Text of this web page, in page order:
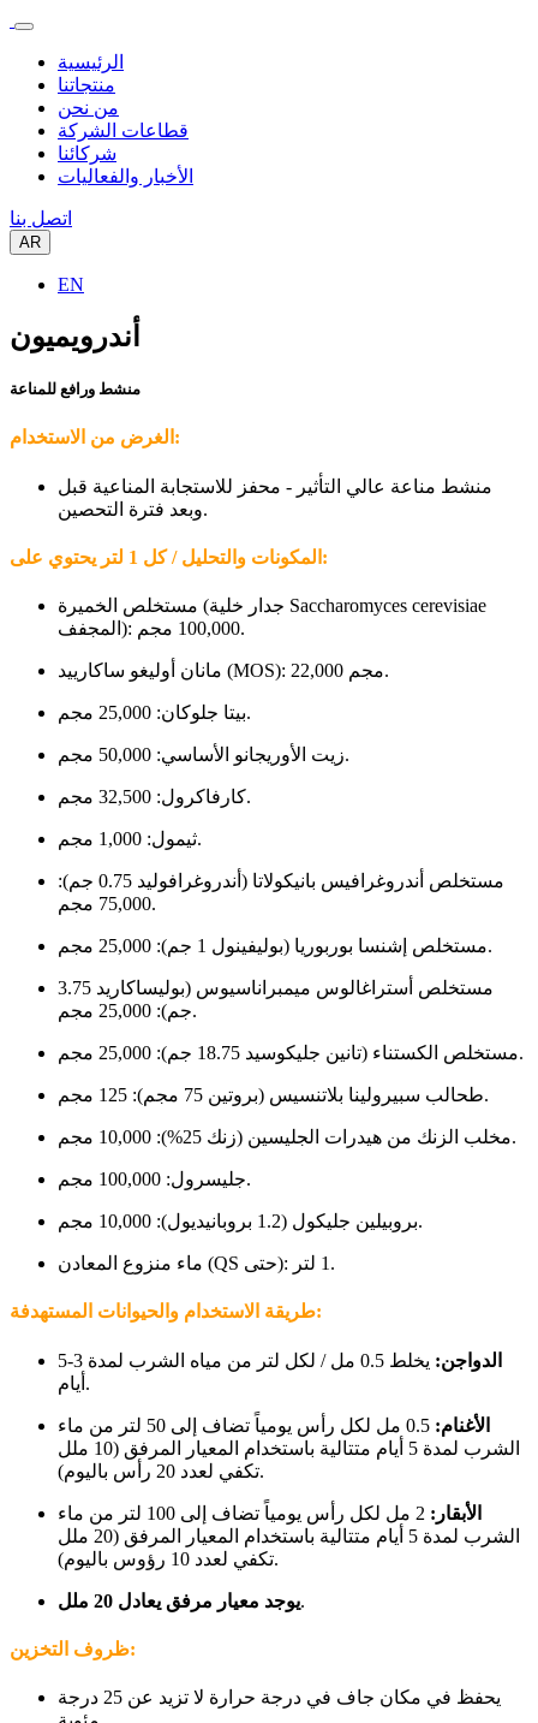
الرئيسية
منتجاتنا
من نحن
قطاعات الشركة
شركائنا
الأخبار والفعاليات
اتصل بنا
AR
EN
أندرويميون
منشط ورافع للمناعة
الغرض من الاستخدام:
منشط مناعة عالي التأثير - محفز للاستجابة المناعية قبل
وبعد فترة التحصين.
المكونات والتحليل / كل 1 لتر يحتوي على:
مستخلص الخميرة (جدار خلية Saccharomyces cerevisiae
المجفف): 100,000 مجم.
مانان أوليغو ساكارييد (MOS): 22,000 مجم.
بيتا جلوكان: 25,000 مجم.
زيت الأوريجانو الأساسي: 50,000 مجم.
كارفاكرول: 32,500 مجم.
ثيمول: 1,000 مجم.
مستخلص أندروغرافيس بانيكولاتا (أندروغرافوليد 0.75 جم):
75,000 مجم.
مستخلص إشنسا بوربوريا (بوليفينول 1 جم): 25,000 مجم.
مستخلص أستراغالوس ميمبراناسيوس (بوليساكاريد 3.75
جم): 25,000 مجم.
مستخلص الكستناء (تانين جليكوسيد 18.75 جم): 25,000 مجم.
طحالب سبيرولينا بلاتنسيس (بروتين 75 مجم): 125 مجم.
مخلب الزنك من هيدرات الجليسين (زنك 25%): 10,000 مجم.
جليسرول: 100,000 مجم.
بروبيلين جليكول (1.2 بروبانيديول): 10,000 مجم.
ماء منزوع المعادن (QS حتى): 1 لتر.
طريقة الاستخدام والحيوانات المستهدفة:
الدواجن:
يخلط 0.5 مل / لكل لتر من مياه الشرب لمدة 3-5
أيام.
الأغنام:
0.5 مل لكل رأس يومياً تضاف إلى 50 لتر من ماء
الشرب لمدة 5 أيام متتالية باستخدام المعيار المرفق (10 ملل
تكفي لعدد 20 رأس باليوم).
الأبقار:
2 مل لكل رأس يومياً تضاف إلى 100 لتر من ماء
الشرب لمدة 5 أيام متتالية باستخدام المعيار المرفق (20 ملل
تكفي لعدد 10 رؤوس باليوم).
يوجد معيار مرفق يعادل 20 ملل.
ظروف التخزين:
يحفظ في مكان جاف في درجة حرارة لا تزيد عن 25 درجة